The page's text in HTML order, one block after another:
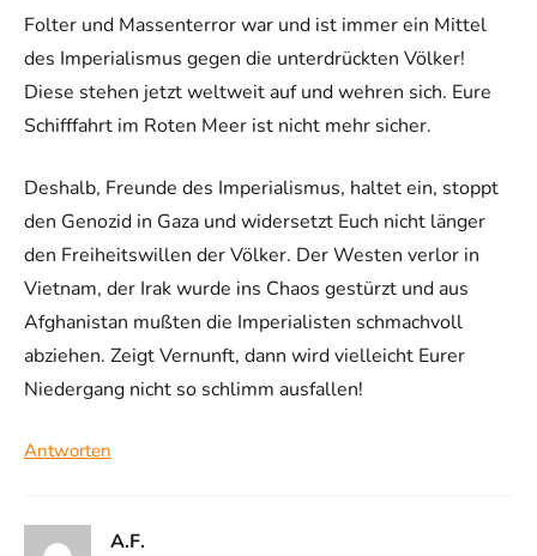
Folter und Massenterror war und ist immer ein Mittel
des Imperialismus gegen die unterdrückten Völker!
Diese stehen jetzt weltweit auf und wehren sich. Eure
Schifffahrt im Roten Meer ist nicht mehr sicher.
Deshalb, Freunde des Imperialismus, haltet ein, stoppt
den Genozid in Gaza und widersetzt Euch nicht länger
den Freiheitswillen der Völker. Der Westen verlor in
Vietnam, der Irak wurde ins Chaos gestürzt und aus
Afghanistan mußten die Imperialisten schmachvoll
abziehen. Zeigt Vernunft, dann wird vielleicht Eurer
Niedergang nicht so schlimm ausfallen!
Antworten
A.F.